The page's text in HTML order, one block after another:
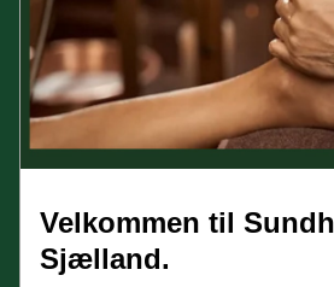
Velkommen til
Sjælland.